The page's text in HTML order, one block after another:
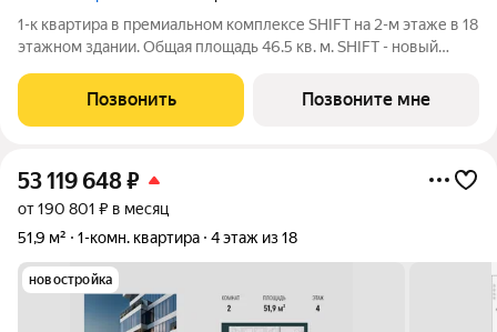
1-к квартира в премиальном комплексе SHIFT на 2-м этаже в 18
этажном здании. Общая площадь 46.5 кв. м. SHIFT - новый
районе, в 300 м от Нескучного сада. Главная особенность
проекта - 5 башен, в
Позвонить Позвоните мне
53 119 648₽
от 190 801 ₽ в месяц
51,9 м²
1-комн. квартира 4 этаж из 18
новостройка